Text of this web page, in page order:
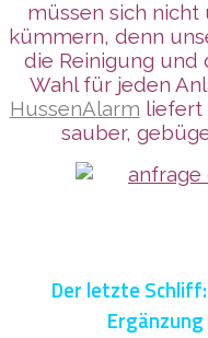
müssen sich nicht
kümmern, denn
die Reinigung und
Wahl für jeden
HussenAlarm liefert
sauber,
Der letzte